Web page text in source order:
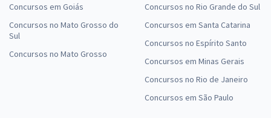
Concursos em Goiás
Concursos no Mato Grosso do
Sul
Concursos no Mato Grosso
Concursos no Rio Grande do Sul
Concursos em Santa Catarina
Concursos no Espírito Santo
Concursos em Minas Gerais
Concursos no Rio de Janeiro
Concursos em São Paulo